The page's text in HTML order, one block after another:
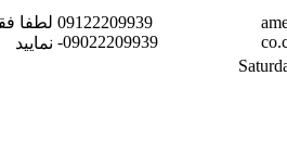
لطفا
نمایید
09122209939
-09022209939